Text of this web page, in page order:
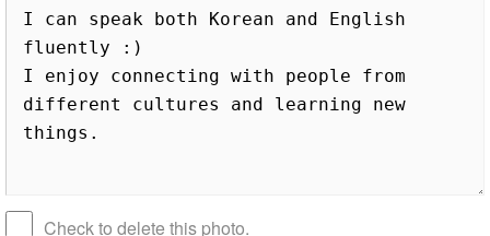
Check to delete this photo.